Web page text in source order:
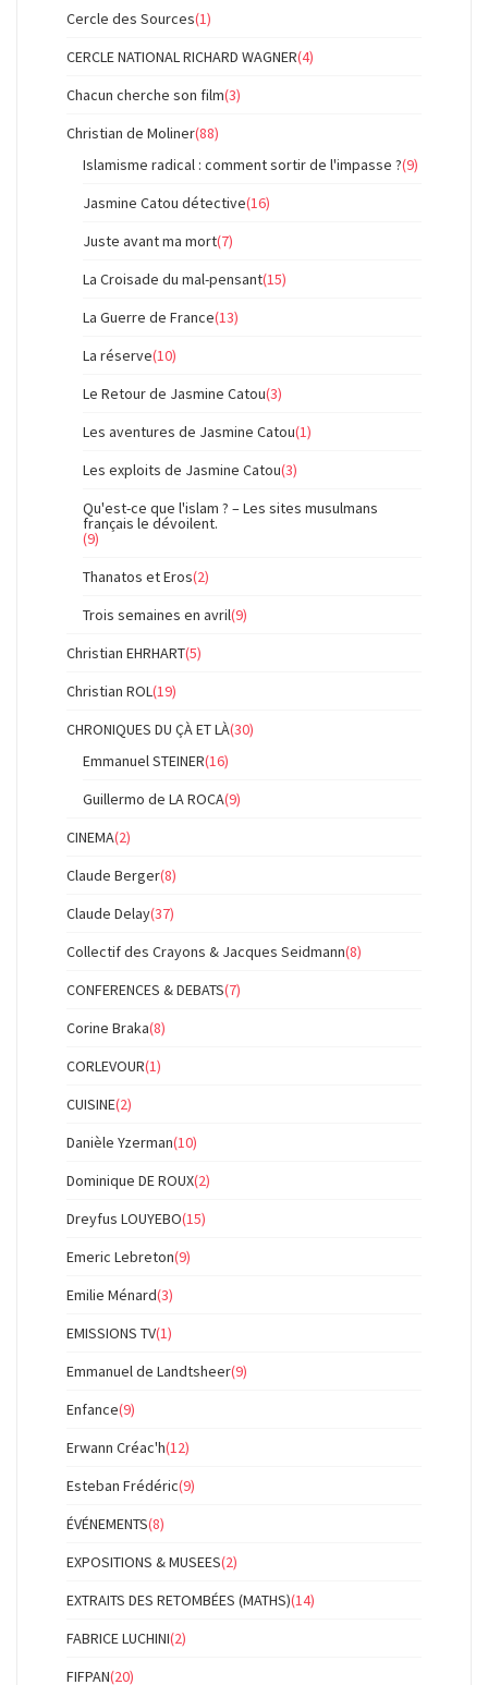
Cercle des Sources(1)
CERCLE NATIONAL RICHARD WAGNER(4)
Chacun cherche son film(3)
Christian de Moliner(88)
Islamisme radical : comment sortir de l'impasse ?(9)
Jasmine Catou détective(16)
Juste avant ma mort(7)
La Croisade du mal-pensant(15)
La Guerre de France(13)
La réserve(10)
Le Retour de Jasmine Catou(3)
Les aventures de Jasmine Catou(1)
Les exploits de Jasmine Catou(3)
Qu'est-ce que l'islam ? – Les sites musulmans
français le dévoilent.
(9)
Thanatos et Eros(2)
Trois semaines en avril(9)
Christian EHRHART(5)
Christian ROL(19)
CHRONIQUES DU ÇÀ ET LÀ(30)
Emmanuel STEINER(16)
Guillermo de LA ROCA(9)
CINEMA(2)
Claude Berger(8)
Claude Delay(37)
Collectif des Crayons & Jacques Seidmann(8)
CONFERENCES & DEBATS(7)
Corine Braka(8)
CORLEVOUR(1)
CUISINE(2)
Danièle Yzerman(10)
Dominique DE ROUX(2)
Dreyfus LOUYEBO(15)
Emeric Lebreton(9)
Emilie Ménard(3)
EMISSIONS TV(1)
Emmanuel de Landtsheer(9)
Enfance(9)
Erwann Créac'h(12)
Esteban Frédéric(9)
ÉVÉNEMENTS(8)
EXPOSITIONS & MUSEES(2)
EXTRAITS DES RETOMBÉES (MATHS)(14)
FABRICE LUCHINI(2)
FIFPAN(20)